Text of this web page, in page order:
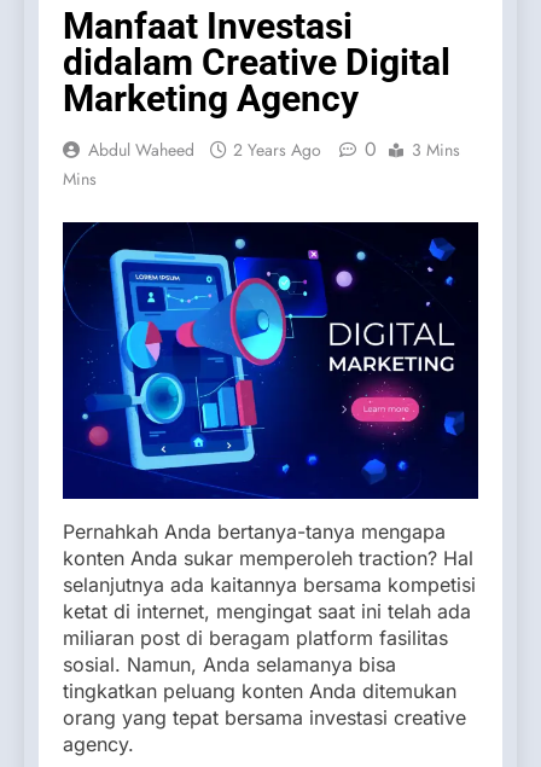
Manfaat Investasi
didalam Creative Digital
Marketing Agency
Abdul Waheed 2 Years Ago 0
3 Mins
Mins
Pernahkah Anda bertanya-tanya mengapa
konten Anda sukar memperoleh traction? Hal
selanjutnya ada kaitannya bersama kompetisi
ketat di internet, mengingat saat ini telah ada
miliaran post di beragam platform fasilitas
sosial. Namun, Anda selamanya bisa
tingkatkan peluang konten Anda ditemukan
orang yang tepat bersama investasi creative
agency.